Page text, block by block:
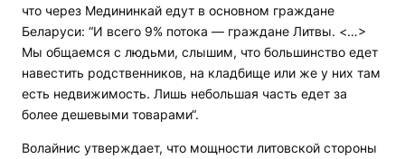
что через Медининкай едут в основном граждане
Беларуси: “И всего 9% потока — граждане Литвы. <…>
Мы общаемся с людьми, слышим, что большинство едет
навестить родственников, на кладбище или же у них там
есть недвижимость. Лишь небольшая часть едет за
более дешевыми товарами“.
Волайнис утверждает, что мощности литовской стороны